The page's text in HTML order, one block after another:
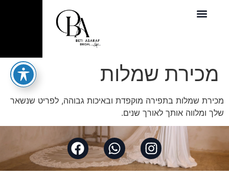
מכירת שמלות
מכירת שמלות בתפירה מוקפדת ובאיכות גבוהה, לפריט שנשאר
שלך ומלווה אותך לאורך שנים.